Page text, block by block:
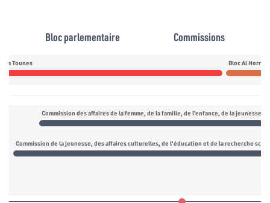
Bloc parlementaire Commissions
Tounes Bloc Al Horra
Commission des affaires de la femme, de la famille, de l’enfance, de la jeunesse
Commission de la jeunesse, des affaires culturelles, de l'éducation et de la recherche